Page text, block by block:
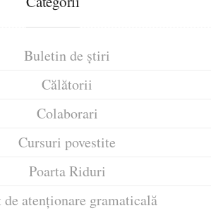
Buletin de știri
Călătorii
Colaborari
Cursuri povestite
Poarta Riduri
de atenționare gramaticală